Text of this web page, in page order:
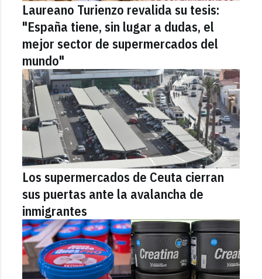
Laureano Turienzo revalida su tesis:
"España tiene, sin lugar a dudas, el
mejor sector de supermercados del
mundo"
Los supermercados de Ceuta cierran
sus puertas ante la avalancha de
inmigrantes